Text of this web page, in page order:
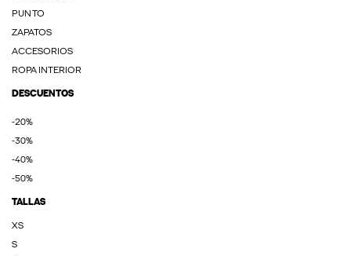
PUNTO
ZAPATOS
ACCESORIOS
ROPA INTERIOR
DESCUENTOS
-20%
-30%
-40%
-50%
TALLAS
XS
S